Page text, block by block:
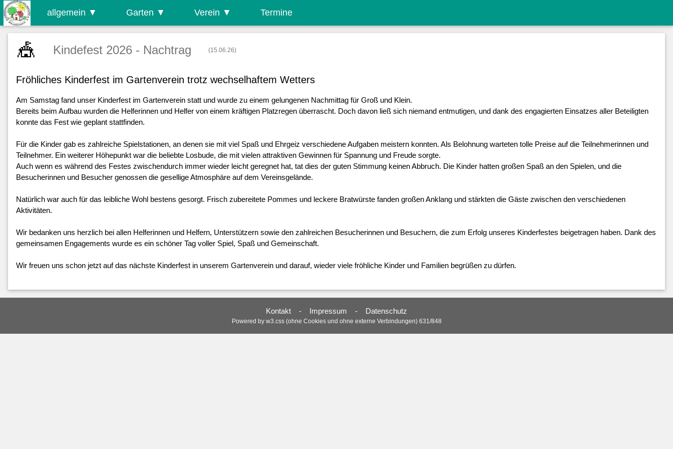
allgemein ▼ Garten ▼ Verein ▼ Termine
🎪 Kindefest 2026 - Nachtrag (15.06.26)
Fröhliches Kinderfest im Gartenverein trotz wechselhaftem Wetters
Am Samstag fand unser Kinderfest im Gartenverein statt und wurde zu einem gelungenen Nachmittag für Groß und Klein.
Bereits beim Aufbau wurden die Helferinnen und Helfer von einem kräftigen Platzregen überrascht. Doch davon ließ sich niemand entmutigen, und dank des engagierten Einsatzes aller Beteiligten
konnte das Fest wie geplant stattfinden.
Für die Kinder gab es zahlreiche Spielstationen, an denen sie mit viel Spaß und Ehrgeiz verschiedene Aufgaben meistern konnten. Als Belohnung warteten tolle Preise auf die Teilnehmerinnen und
Teilnehmer. Ein weiterer Höhepunkt war die beliebte Losbude, die mit vielen attraktiven Gewinnen für Spannung und Freude sorgte.
Auch wenn es während des Festes zwischendurch immer wieder leicht geregnet hat, tat dies der guten Stimmung keinen Abbruch. Die Kinder hatten großen Spaß an den Spielen, und die
Besucherinnen und Besucher genossen die gesellige Atmosphäre auf dem Vereinsgelände.
Natürlich war auch für das leibliche Wohl bestens gesorgt. Frisch zubereitete Pommes und leckere Bratwürste fanden großen Anklang und stärkten die Gäste zwischen den verschiedenen
Aktivitäten.
Wir bedanken uns herzlich bei allen Helferinnen und Helfern, Unterstützern sowie den zahlreichen Besucherinnen und Besuchern, die zum Erfolg unseres Kinderfestes beigetragen haben. Dank des
gemeinsamen Engagements wurde es ein schöner Tag voller Spiel, Spaß und Gemeinschaft.
Kontakt - Impressum - Datenschutz
Powered by w3.css(ohne Cookies und ohne externe Verbindungen) 631/848